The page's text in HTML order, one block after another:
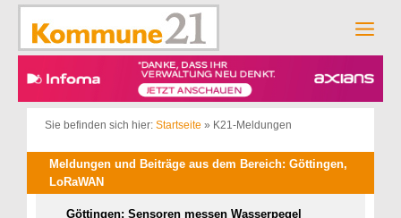
Zum
springen
Sie befinden sich hier: Startseite » K21-Meldungen
Meldungen und Beiträge aus dem Bereich: Göttingen,
LoRaWAN
Göttingen: Sensoren messen Wasserpegel